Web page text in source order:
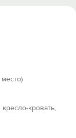
и
такой
отдых в
пение птиц и
кресло-кровать,